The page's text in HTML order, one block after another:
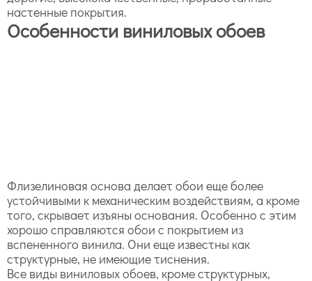
настенные покрытия.
Особенности виниловых обоев
Флизелиновая основа делает обои еще более
устойчивыми к механическим воздействиям, а кроме
того, скрывает изъяны основания. Особенно с этим
хорошо справляются обои с покрытием из
вспененного винила. Они еще известны как
структурные, не имеющие тиснения.
Все виды виниловых обоев, кроме структурных,